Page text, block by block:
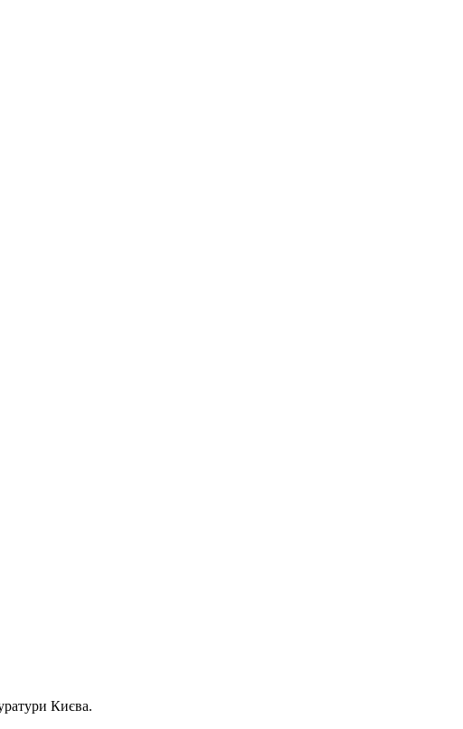
Києва.